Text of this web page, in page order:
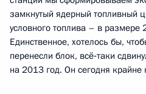
замкнутый ядерный топливный
условного топлива – в размере
Единственное, хотелось бы,
перенесли блок, всё‑таки
на 2013 год. Он сегодня крайне